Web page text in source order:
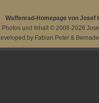
Waffenrad-Homepage von Josef
Photos und Inhalt © 2008-2026
by Fabian Peter &